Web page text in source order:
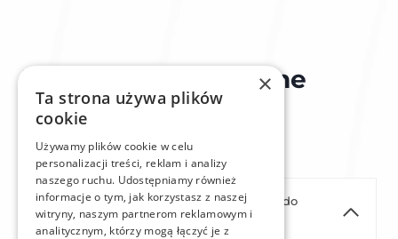
Najczęściej zadawane
pytania
Czy magazyn energii 100 kWh wystarczy do
zasilania całej firmy?
×
Ta strona używa plików
cookie
Używamy plików cookie w celu
personalizacji treści, reklam i analizy
naszego ruchu. Udostępniamy również
informacje o tym, jak korzystasz z naszej
witryny, naszym partnerom reklamowym i
analitycznym, którzy mogą łączyć je z